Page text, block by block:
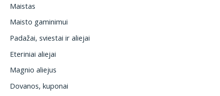
Maistas
Maisto gaminimui
Padažai, sviestai ir aliejai
Eteriniai aliejai
Magnio aliejus
Dovanos, kuponai